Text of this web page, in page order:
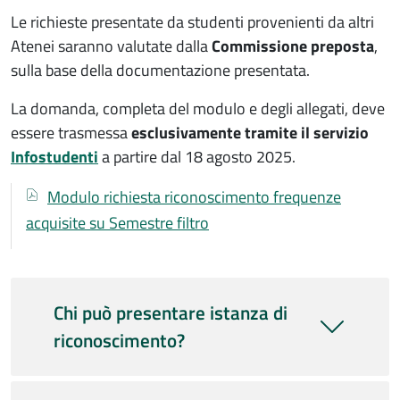
Le richieste presentate da studenti provenienti da altri
Atenei saranno valutate dallaCommissione preposta,
sulla base della documentazione presentata.
La domanda, completa del modulo e degli allegati, deve
essere trasmessaesclusivamente tramite il servizio
Infostudentia partire dal 18 agosto 2025.
Documenti
Documento
Modulo richiesta riconoscimento frequenze
acquisite su Semestre filtro
Chi può presentare istanza di
riconoscimento?